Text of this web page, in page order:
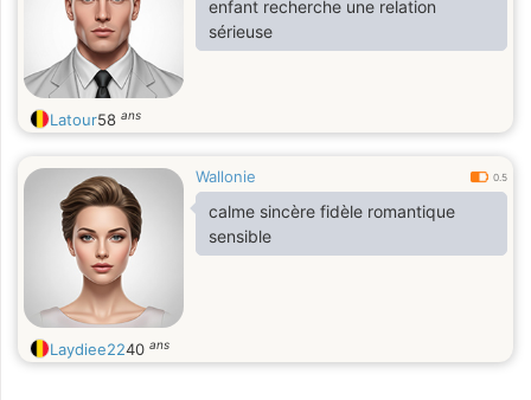
enfant recherche une relation
sérieuse
Latour58 ans
Wallonie 0.5
calme sincère fidèle romantique
sensible
Laydiee2240 ans